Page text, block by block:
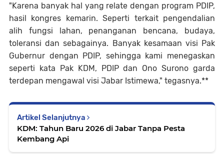
"Karena banyak hal yang relate dengan program PDIP,
hasil kongres kemarin. Seperti terkait pengendalian
alih fungsi lahan, penanganan bencana, budaya,
toleransi dan sebagainya. Banyak kesamaan visi Pak
Gubernur dengan PDIP, sehingga kami menegaskan
seperti kata Pak KDM, PDIP dan Ono Surono garda
terdepan mengawal visi Jabar Istimewa," tegasnya.**
Artikel Selanjutnya
KDM: Tahun Baru 2026 di Jabar Tanpa Pesta
Kembang Api